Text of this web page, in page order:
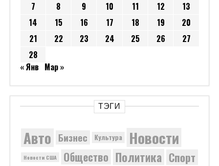
7
8 9 10 11 12
13
14
15 16 17 18 19
20
21
22 23 24 25 26
27
28
« Янв Мар »
ТЭГИ
Авто Бизнес Культура Новости
Новости США Общество Политика Спорт